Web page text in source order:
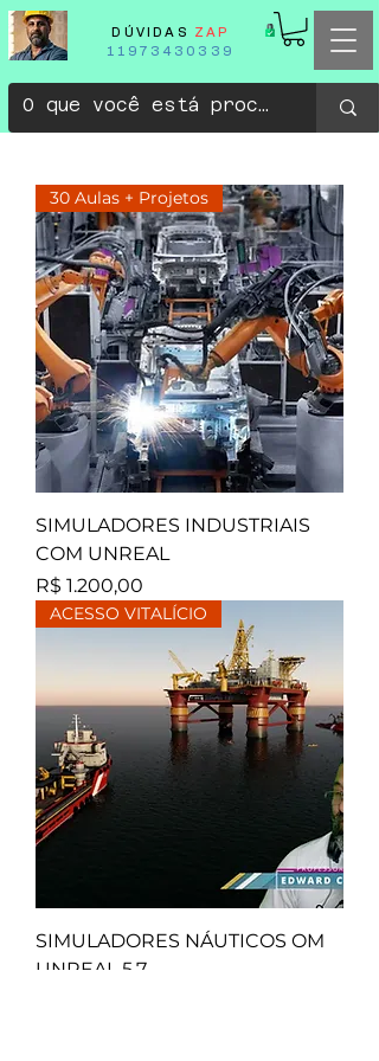
DÚVIDAS ZAP
11973430339
30 Aulas + Projetos
SIMULADORES INDUSTRIAIS
COM UNREAL
Preço
R$ 1.200,00
ACESSO VITALÍCIO
SIMULADORES NÁUTICOS OM
UNREAL 5.7